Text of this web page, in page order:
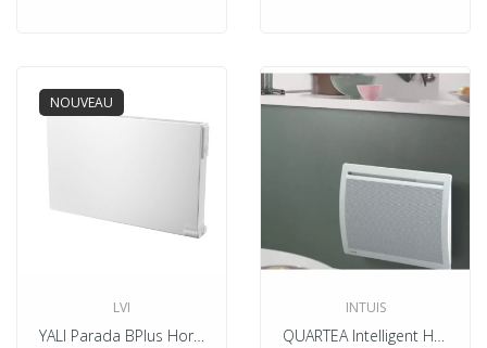
NOUVEAU
LVI
YALI Parada BPlus Horizontal Electrique Blanc
INTUIS
QUARTEA Intelligent Horizontal Blanc Electrique